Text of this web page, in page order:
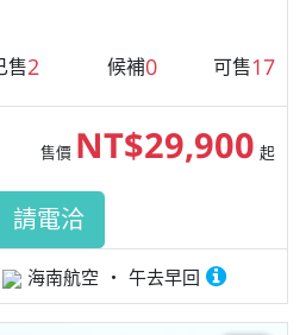
售2 候補0 可售17
海南航空 午去早回
售價 NT$29,900 起
請電洽